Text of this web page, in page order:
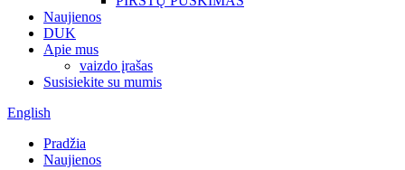
Naujienos
DUK
Apie mus
vaizdo įrašas
Susisiekite su mumis
English
Pradžia
Naujienos